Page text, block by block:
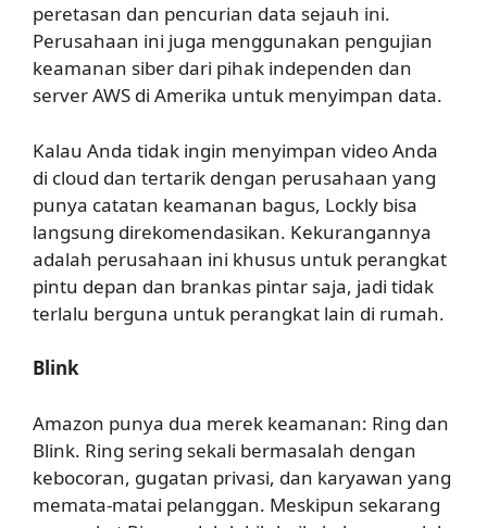
peretasan dan pencurian data sejauh ini.
Perusahaan ini juga menggunakan pengujian
keamanan siber dari pihak independen dan
server AWS di Amerika untuk menyimpan data.
Kalau Anda tidak ingin menyimpan video Anda
di cloud dan tertarik dengan perusahaan yang
punya catatan keamanan bagus, Lockly bisa
langsung direkomendasikan. Kekurangannya
adalah perusahaan ini khusus untuk perangkat
pintu depan dan brankas pintar saja, jadi tidak
terlalu berguna untuk perangkat lain di rumah.
Blink
Amazon punya dua merek keamanan: Ring dan
Blink. Ring sering sekali bermasalah dengan
kebocoran, gugatan privasi, dan karyawan yang
memata-matai pelanggan. Meskipun sekarang